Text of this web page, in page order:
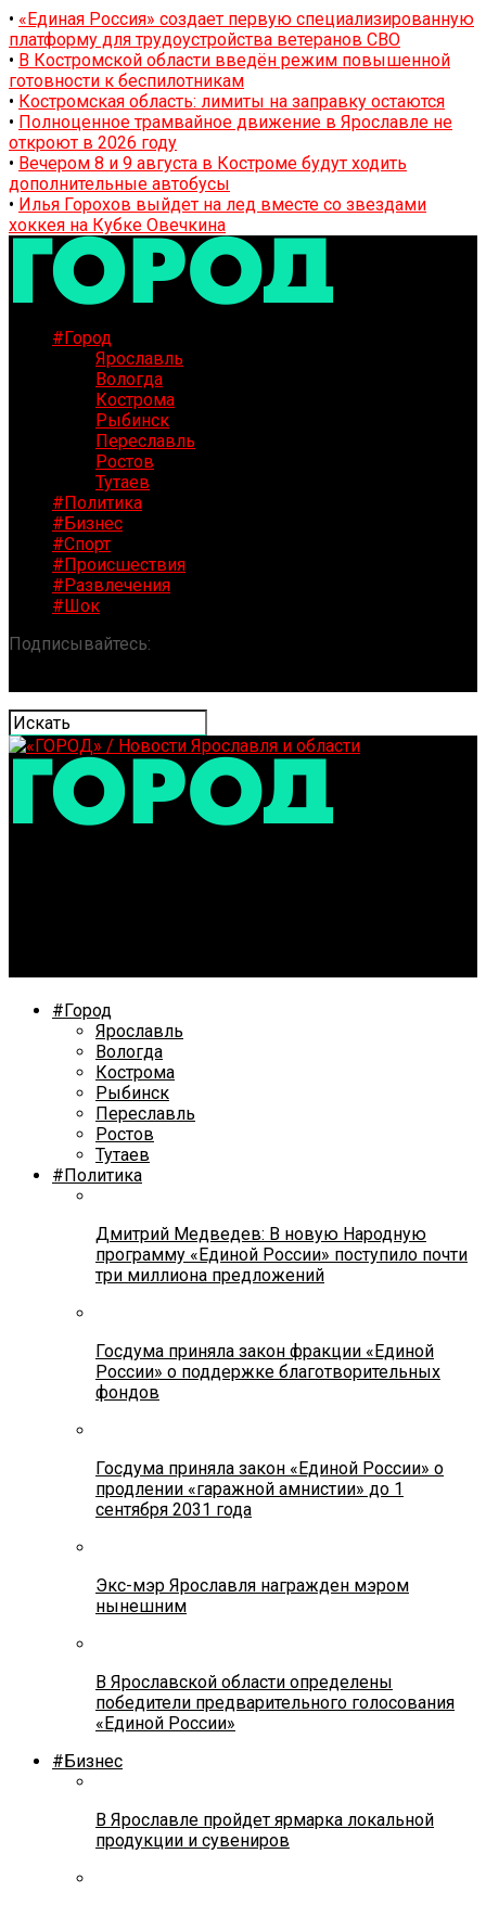
• «Единая Россия» создает первую специализированную
платформу для трудоустройства ветеранов СВО
• В Костромской области введён режим повышенной
готовности к беспилотникам
• Костромская область: лимиты на заправку остаются
• Полноценное трамвайное движение в Ярославле не
откроют в 2026 году
• Вечером 8 и 9 августа в Костроме будут ходить
дополнительные автобусы
• Илья Горохов выйдет на лед вместе со звездами
хоккея на Кубке Овечкина
#Город
Ярославль
Вологда
Кострома
Рыбинск
Переславль
Ростов
Тутаев
#Политика
#Бизнес
#Спорт
#Происшествия
#Развлечения
#Шок
Подписывайтесь:
#Город
Ярославль
Вологда
Кострома
Рыбинск
Переславль
Ростов
Тутаев
#Политика
Дмитрий Медведев: В новую Народную
программу «Единой России» поступило почти
три миллиона предложений
Госдума приняла закон фракции «Единой
России» о поддержке благотворительных
фондов
Госдума приняла закон «Единой России» о
продлении «гаражной амнистии» до 1
сентября 2031 года
Экс-мэр Ярославля награжден мэром
нынешним
В Ярославской области определены
победители предварительного голосования
«Единой России»
#Бизнес
В Ярославле пройдет ярмарка локальной
продукции и сувениров